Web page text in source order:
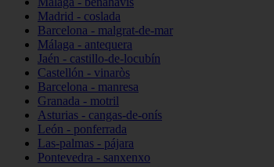
Madrid - coslada
Barcelona - malgrat-de-mar
Málaga - antequera
Jaén - castillo-de-locubín
Castellón - vinaròs
Barcelona - manresa
Granada - motril
Asturias - cangas-de-onís
León - ponferrada
Las-palmas - pájara
Pontevedra - sanxenxo